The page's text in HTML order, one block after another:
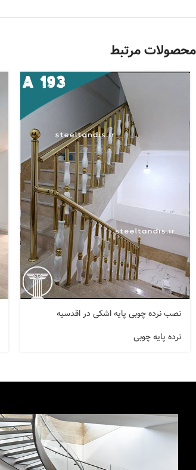
محصولات مرتبط
نصب نرده چوبی پایه اشکی در اقدسیه
نرده پایه چوبی